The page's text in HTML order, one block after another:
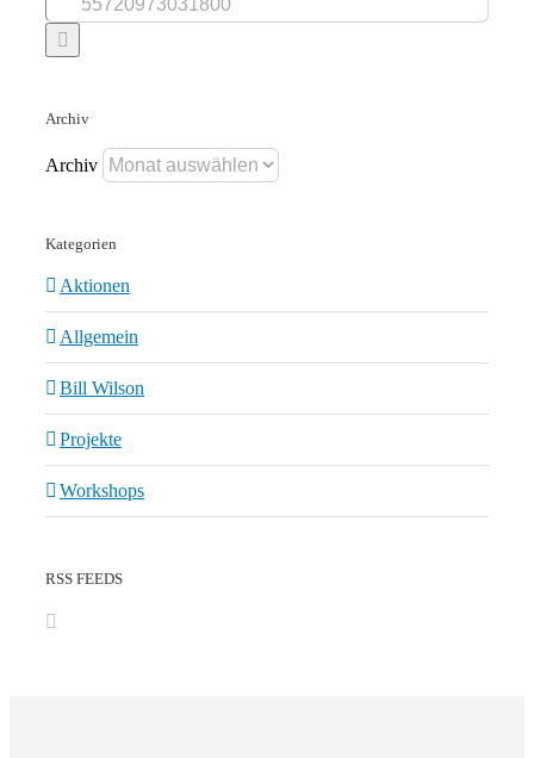
Archiv
Archiv
Kategorien
Aktionen
Allgemein
Bill Wilson
Projekte
Workshops
RSS FEEDS